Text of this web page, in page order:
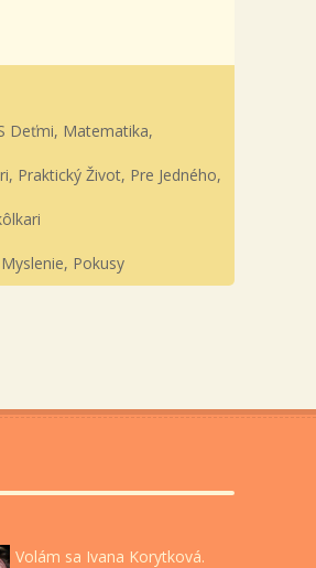
Deťmi, Matematika,
, Praktický Život, Pre Jedného,
, Pokusy
Volám sa Ivana Korytková.